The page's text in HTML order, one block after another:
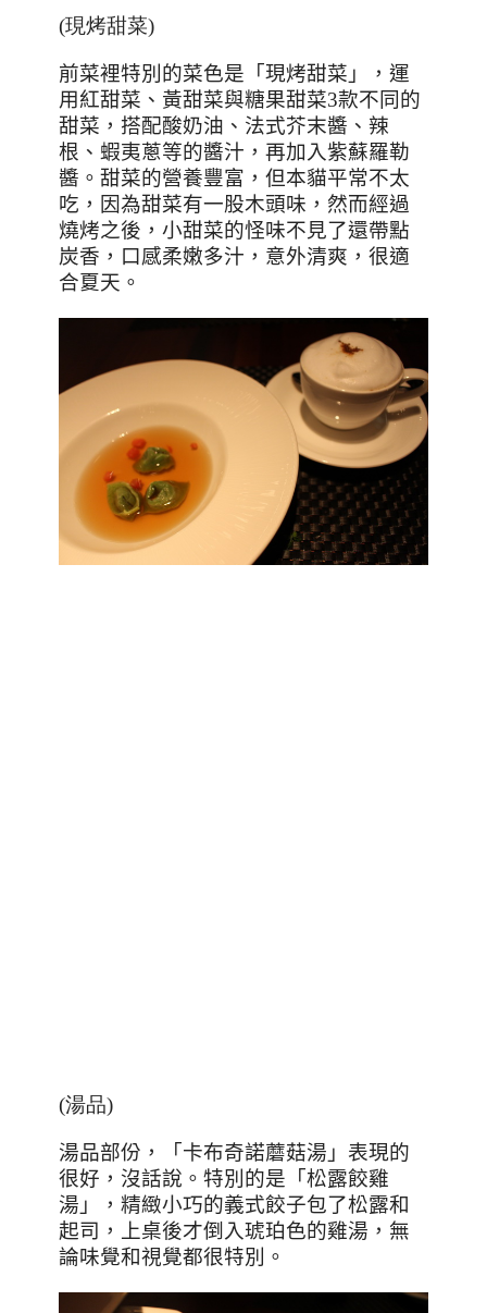
(現烤甜菜)
前菜裡特別的菜色是「現烤甜菜」，運
用紅甜菜、黃甜菜與糖果甜菜3款不同的
甜菜，搭配酸奶油、法式芥末醬、辣
根、蝦夷蔥等的醬汁，再加入紫蘇羅勒
醬。甜菜的營養豐富，但本貓平常不太
吃，因為甜菜有一股木頭味，然而經過
燒烤之後，小甜菜的怪味不見了還帶點
炭香，口感柔嫩多汁，意外清爽，很適
合夏天。
(湯品)
湯品部份，「卡布奇諾蘑菇湯」表現的
很好，沒話說。特別的是「松露餃雞
湯」，精緻小巧的義式餃子包了松露和
起司，上桌後才倒入琥珀色的雞湯，無
論味覺和視覺都很特別。